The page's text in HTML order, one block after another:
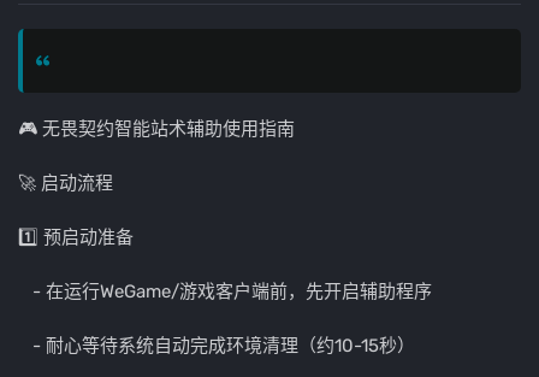
🎮 无畏契约智能站术辅助使用指南
🚀 启动流程
1️⃣ 预启动准备
- 在运行WeGame/游戏客户端前，先开启辅助程序
- 耐心等待系统自动完成环境清理（约10-15秒）